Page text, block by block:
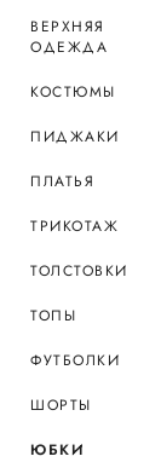
ВЕРХНЯЯ
ОДЕЖДА
КОСТЮМЫ
ПИДЖАКИ
ПЛАТЬЯ
ТРИКОТАЖ
ТОЛСТОВКИ
ТОПЫ
ФУТБОЛКИ
ШОРТЫ
ЮБКИ